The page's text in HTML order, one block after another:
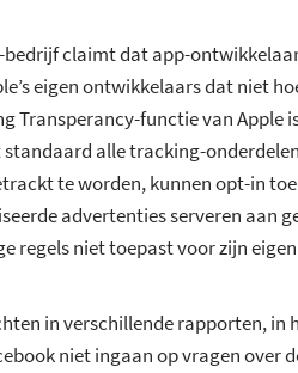
claimt dat app-
eigen ontwikkelaars dat niet
Transperancy-functie van Apple
alle tracking-
te worden, kunnen opt-in
advertenties serveren aan
regels niet toepast voor zijn
in verschillende rapporten,
niet ingaan op vragen over